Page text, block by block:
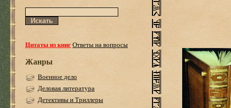
Цитаты из книгОтветы на вопросы
Жанры
Военное дело
Деловая литература
Детективы и Триллеры